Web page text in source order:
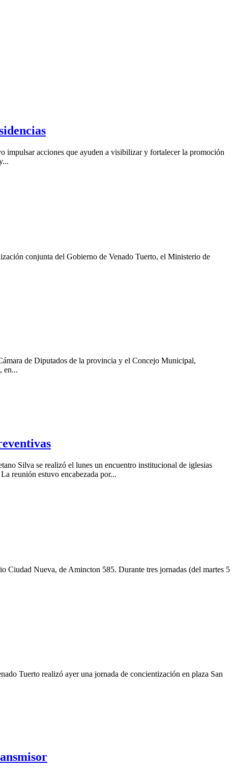
acciones que ayuden a visibilizar y fortalecer la promoción
conjunta del Gobierno de Venado Tuerto, el Ministerio de
de Diputados de la provincia y el Concejo Municipal,
en...
Silva se realizó el lunes un encuentro institucional de iglesias
reunión estuvo encabezada por...
Ciudad Nueva, de Amincton 585. Durante tres jornadas (del martes 5
Tuerto realizó ayer una jornada de concientización en plaza San